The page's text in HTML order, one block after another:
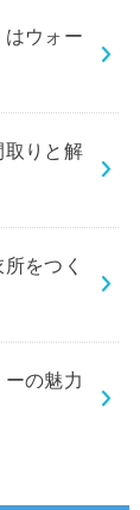
ウォー
取りと解
をつく
の魅力